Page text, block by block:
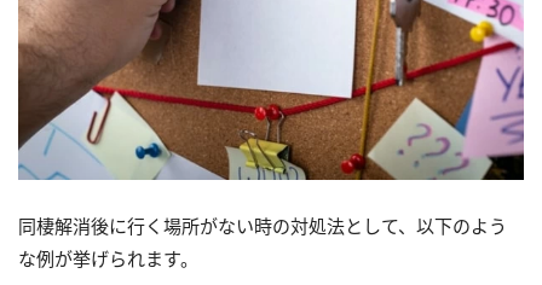
同棲解消後に行く場所がない時の対処法として、以下のよう
な例が挙げられます。